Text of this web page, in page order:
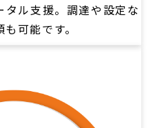
ル支援。調達や設定な
可能です。